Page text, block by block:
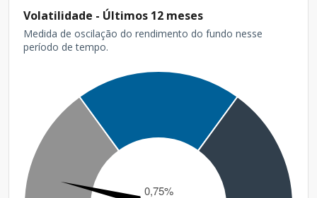
Volatilidade - Últimos 12 meses
Medida de oscilação do rendimento do fundo nesse
período de tempo.